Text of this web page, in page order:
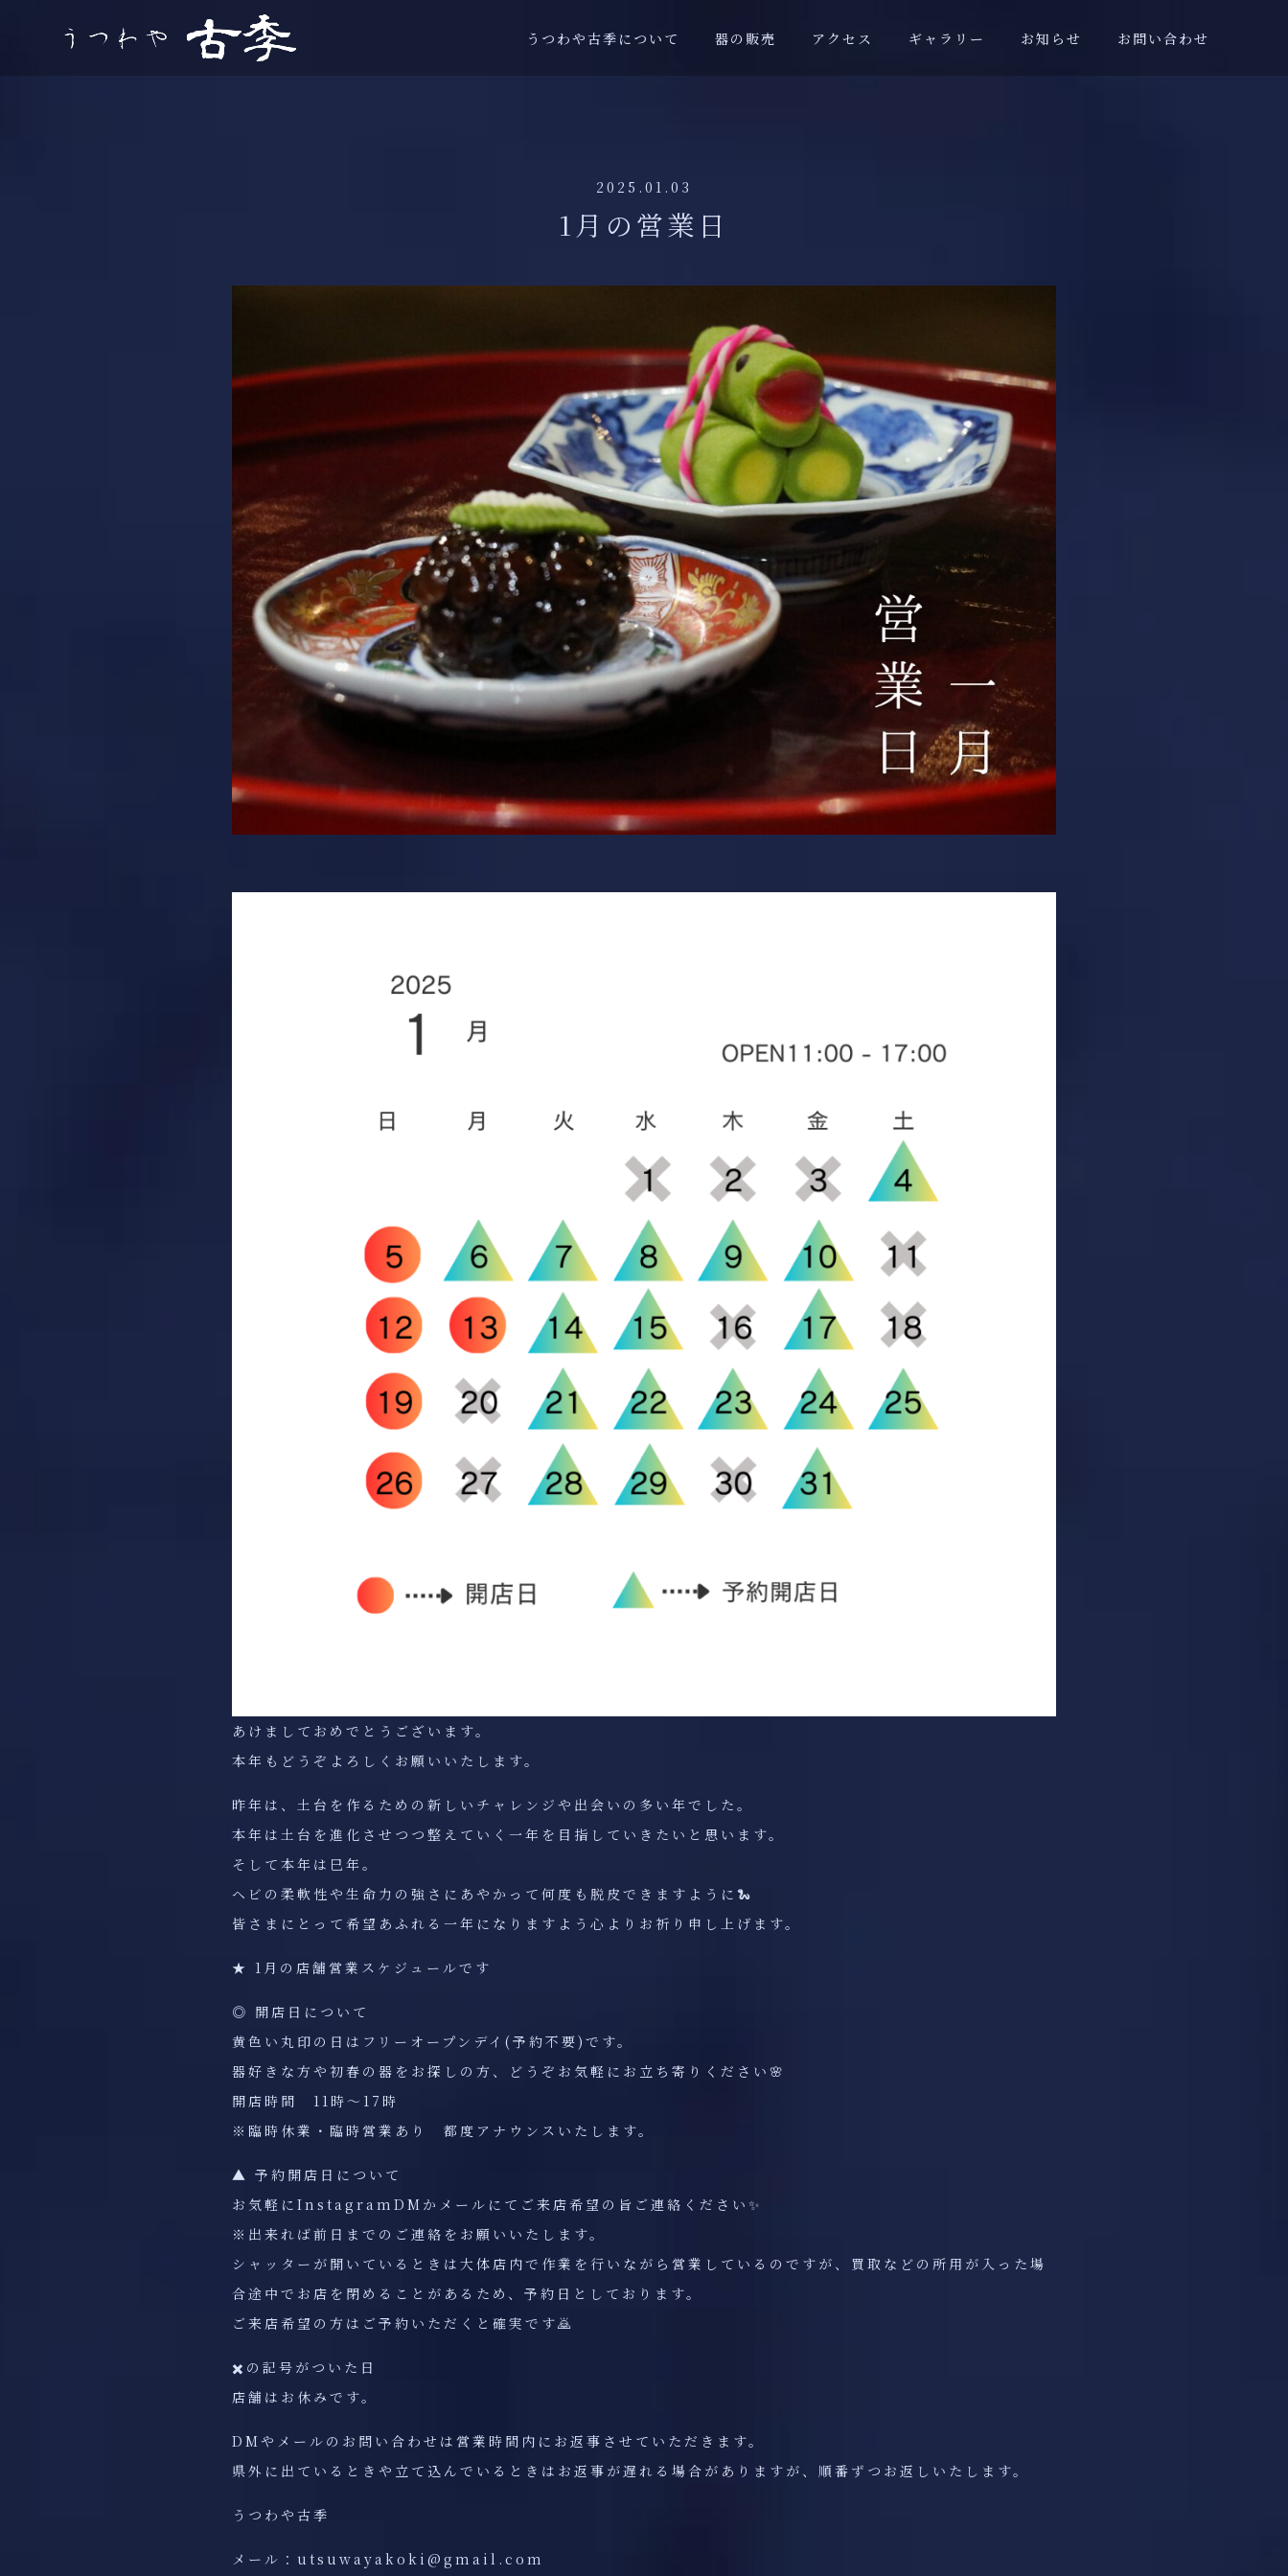
うつわや古季について 器の販売 アクセス ギャラリー お知らせ お問い合わせ
2025.01.03
1月の営業日
あけましておめでとうございます。
本年もどうぞよろしくお願いいたします。
昨年は、土台を作るための新しいチャレンジや出会いの多い年でした。
本年は土台を進化させつつ整えていく一年を目指していきたいと思います。
そして本年は巳年。
ヘビの柔軟性や生命力の強さにあやかって何度も脱皮できますように🐍
皆さまにとって希望あふれる一年になりますよう心よりお祈り申し上げます。
★ 1月の店舗営業スケジュールです
◎ 開店日について
黄色い丸印の日はフリーオープンデイ(予約不要)です。
器好きな方や初春の器をお探しの方、どうぞお気軽にお立ち寄りください🌸
開店時間 11時〜17時
※臨時休業・臨時営業あり 都度アナウンスいたします。
▲ 予約開店日について
お気軽にInstagramDMかメールにてご来店希望の旨ご連絡ください✨
※出来れば前日までのご連絡をお願いいたします。
シャッターが開いているときは大体店内で作業を行いながら営業しているのですが、買取などの所用が入った場
合途中でお店を閉めることがあるため、予約日としております。
ご来店希望の方はご予約いただくと確実です🙇
✖️の記号がついた日
店舗はお休みです。
DMやメールのお問い合わせは営業時間内にお返事させていただきます。
県外に出ているときや立て込んでいるときはお返事が遅れる場合がありますが、順番ずつお返しいたします。
うつわや古季
メール：utsuwayakoki@gmail.com